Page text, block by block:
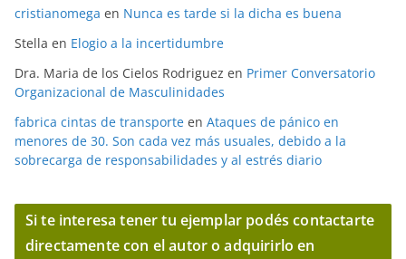
cristianomega en Nunca es tarde si la dicha es buena
Stella en Elogio a la incertidumbre
Dra. Maria de los Cielos Rodriguez en Primer Conversatorio
Organizacional de Masculinidades
fabrica cintas de transporte en Ataques de pánico en
menores de 30. Son cada vez más usuales, debido a la
sobrecarga de responsabilidades y al estrés diario
Si te interesa tener tu ejemplar podés contactarte
directamente con el autor o adquirirlo en